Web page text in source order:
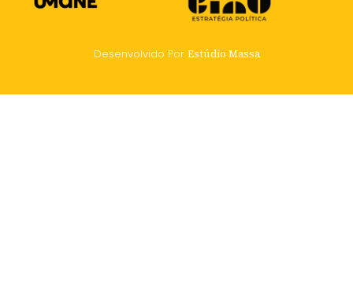
Desenvolvido Por Estúdio Massa